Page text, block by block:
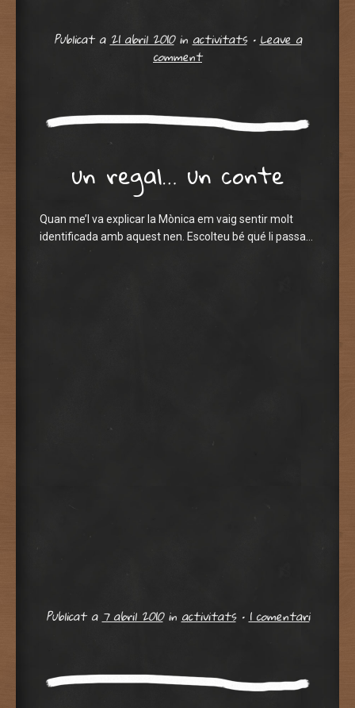
Publicat a21 abril 2010 inactivitats •Leave a
comment
un regal… un conte
Quan me’l va explicar la Mònica em vaig sentir molt
identificada amb aquest nen. Escolteu bé qué li passa…
Publicat a7 abril 2010 inactivitats •1 comentari